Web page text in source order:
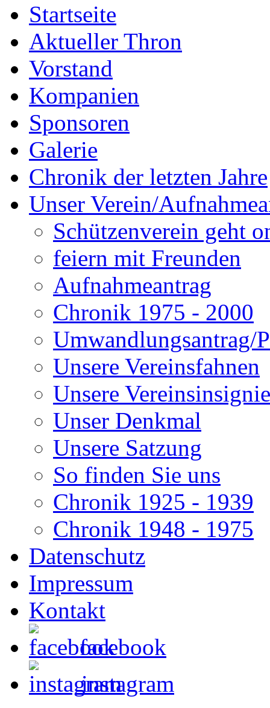
Startseite
Aktueller Thron
Vorstand
Kompanien
Sponsoren
Galerie
Chronik der letzten Jahre
Unser Verein/
Schützenverein geht
feiern mit Freunden
Aufnahmeantrag
Chronik 1975 - 2000
Umwandlungsantrag/
Unsere Vereinsfahnen
Unsere
Unser Denkmal
Unsere Satzung
So finden Sie uns
Chronik 1925 - 1939
Chronik 1948 - 1975
Datenschutz
Impressum
Kontakt
facebook
instagram